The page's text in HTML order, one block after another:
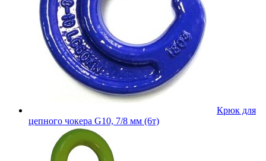
Крюк для
цепного чокера G10, 7/8 мм (6т)